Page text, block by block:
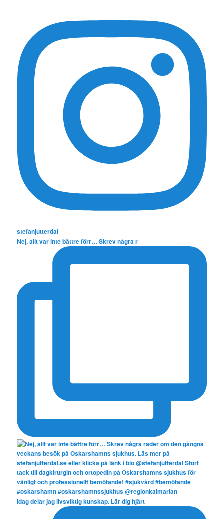
stefanjutterdal
Nej, allt var inte bättre förr… Skrev några r
Idag delar jag livsviktig kunskap. Lär dig hjärt